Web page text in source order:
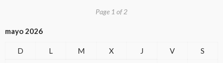
Page 1 of 2
mayo 2026
D L M X J V
S